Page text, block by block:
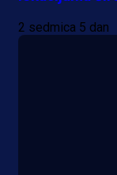
2 sedmica 5 dan